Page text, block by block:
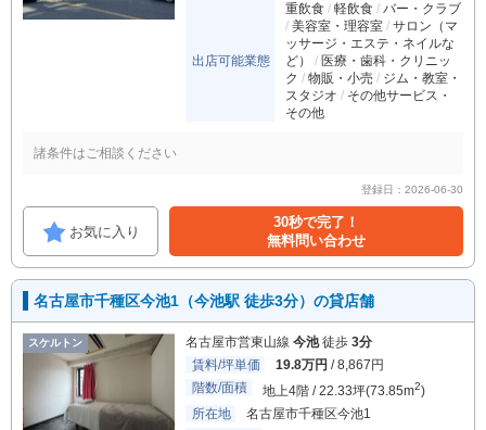
出店可能業態
重飲食 軽飲食
バー・クラブ
美容室・理容室
サロン（マ
ッサージ・エステ・ネイルな
ど）
医療・歯科・クリニッ
ク
物販・小売
ジム・教室・
スタジオ
その他サービス・
その他
諸条件はご相談ください
登録日：2026-06-30
お気に入り
30秒で完了！
無料問い合わせ
名古屋市千種区今池1（今池駅 徒歩3分）の貸店舗
スケルトン 名古屋市営東山線 今池徒歩 3分
賃料/坪単価
19.8万円 / 8,867円
階数/面積
地上4階 / 22.33坪(73.85m2)
所在地
名古屋市千種区今池1